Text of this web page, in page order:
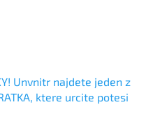
Unvnitr najdete jeden z
ktere urcite potesi